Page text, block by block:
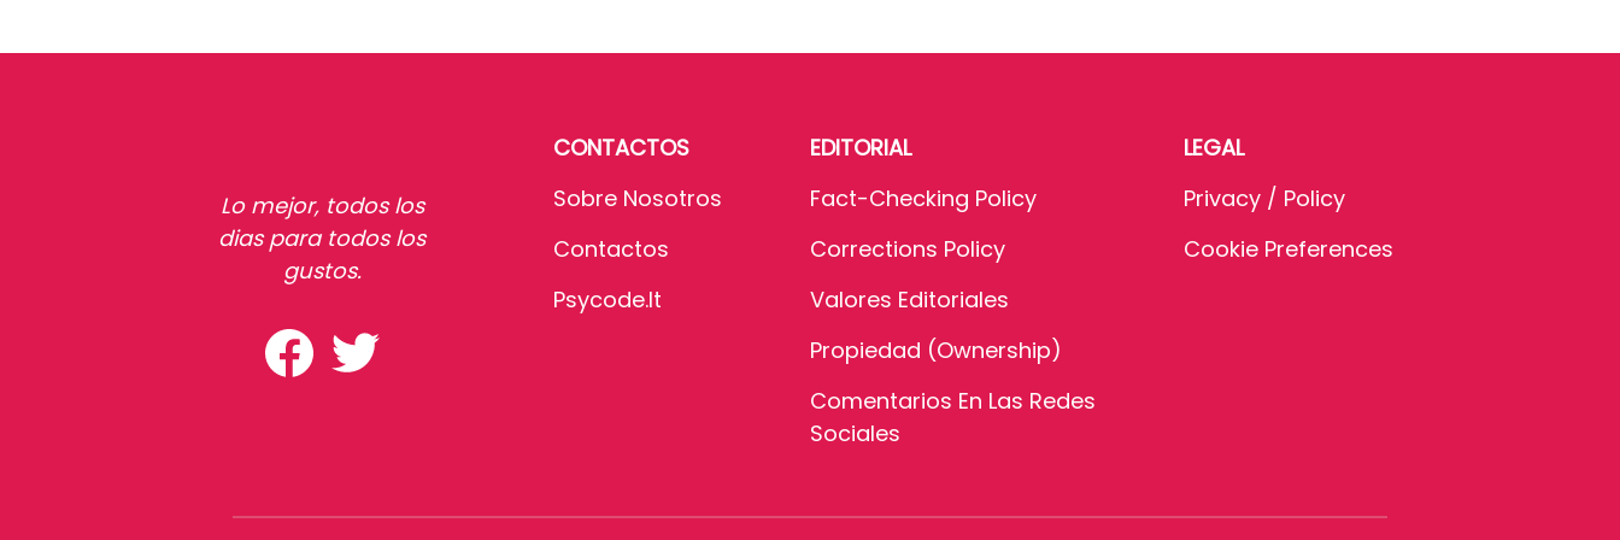
Lo mejor, todos los
dias para todos los
gustos.
CONTACTOS
Sobre Nosotros
Contactos
Psycode.it
EDITORIAL
Fact-Checking Policy
Corrections Policy
Valores Editoriales
Propiedad (Ownership)
Comentarios En Las Redes
Sociales
LEGAL
Privacy / Policy
Cookie Preferences